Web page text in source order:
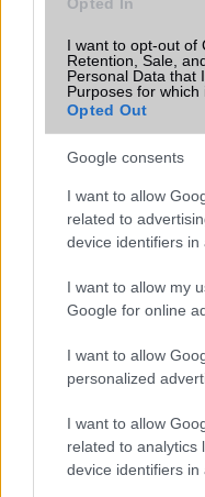
I want to opt-out of
Retention, Sale,
Personal Data that
Purposes for which
Opted Out
Google consents
I want to allow
related to
device identifiers in
I want to allow my
Google for online
I want to allow
personalized
I want to allow
related to analytics
device identifiers in
Számos
készülék
2026.06.30
A One UI 9 érkezése
funkciókat és
azonban több korábbi
iPhone
rántja le
mellett a régóta
bemutatkozhat,
találgatások továbbra